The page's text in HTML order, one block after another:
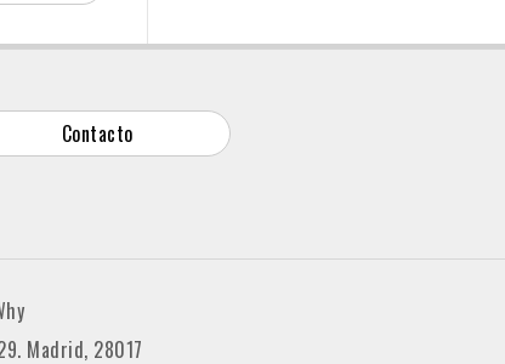
Contacto
Madrid, 28017